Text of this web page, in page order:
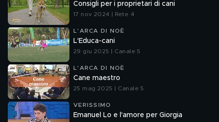
Consigli per i proprietari di cani
17 nov 2024 | Rete 4
L'ARCA DI NOÈ
L'Educa-cani
29 giu 2025 | Canale 5
L'ARCA DI NOÈ
Cane maestro
25 mag 2025 | Canale 5
VERISSIMO
Emanuel Lo e l'amore per Giorgia